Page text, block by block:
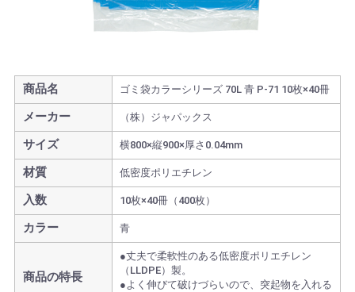
商品名 ゴミ袋カラーシリーズ 70L 青 P-71 10枚×40冊
メーカー （株）ジャパックス
サイズ 横800×縦900×厚さ0.04mm
材質 低密度ポリエチレン
入数 10枚×40冊（400枚）
カラー 青
商品の特長
●丈夫で柔軟性のある低密度ポリエチレン
（LLDPE）製。
●よく伸びて破けづらいので、突起物を入れる